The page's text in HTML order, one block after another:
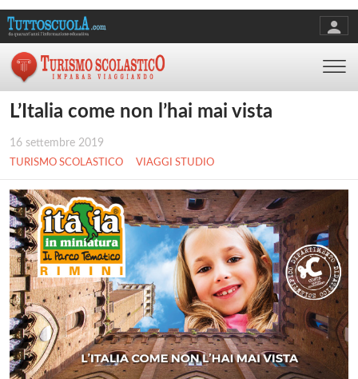
L’Italia come non l’hai mai vista
16 settembre 2019
TURISMO SCOLASTICO VIAGGI STUDIO